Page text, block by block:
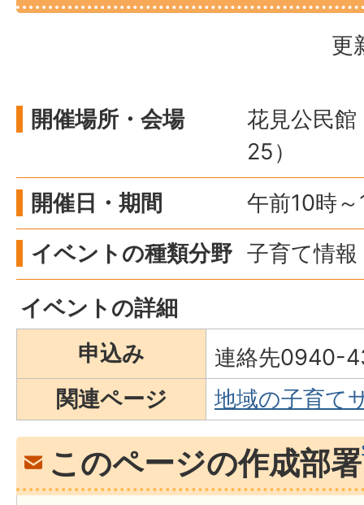
更
開催場所・会場
花見公民
25）
開催日・期間
午前10時
イベントの種類分野 子育て情
イベントの詳細
申込み
連絡先0940-
関連ページ
地域の子育て
このページの作成部署